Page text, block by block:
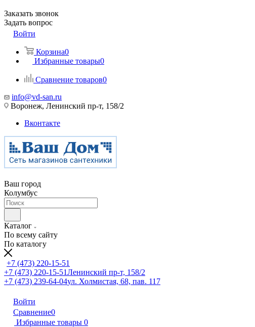
Заказать звонок
Задать вопрос
Войти
Корзина0
Избранные товары0
Сравнение товаров0
info@vd-san.ru
Воронеж, Ленинский пр-т, 158/2
Вконтакте
Ваш город
Колумбус
Каталог
По всему сайту
По каталогу
+7 (473) 220-15-51
+7 (473) 220-15-51Ленинский пр-т, 158/2
+7 (473) 239-64-04ул. Холмистая, 68, пав. 117
Войти
Сравнение0
Избранные товары 0